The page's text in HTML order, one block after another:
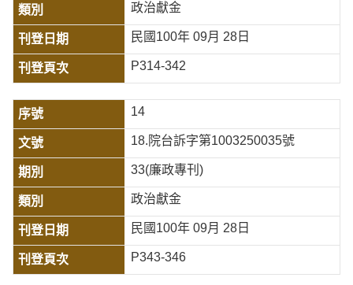
政治獻金
民國100年 09月 28日
P314-342
14
18.院台訴字第1003250035號
33(廉政專刊)
政治獻金
民國100年 09月 28日
P343-346